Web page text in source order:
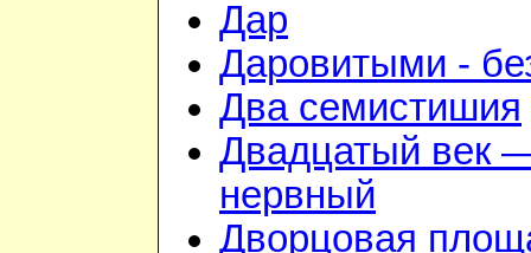
Дар
Даровитыми -
Два семистишия
Двадцатый век
нервный
Дворцовая